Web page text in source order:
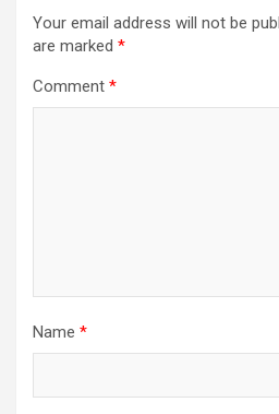
Your email address will not be
are marked *
Comment *
Name *